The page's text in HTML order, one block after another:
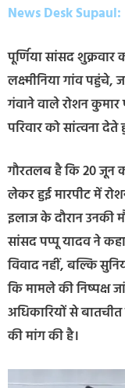
News Desk Supaul:
पूर्णिया सांसद शुक्रवार
लक्ष्मीनिया गांव पहुंचे,
गंवाने वाले रोशन कुमार
परिवार को सांत्वना
गौरतलब है कि 20 जून
लेकर हुई मारपीट में
इलाज के दौरान उनकी
सांसद पप्पू यादव ने
विवाद नहीं, बल्कि
कि मामले की निष्पक्ष
अधिकारियों से
की मांग की है।